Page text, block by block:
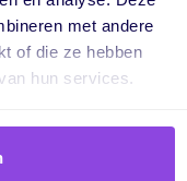
met andere
of die ze hebben
hun services.
om
een drukke
en het liefst